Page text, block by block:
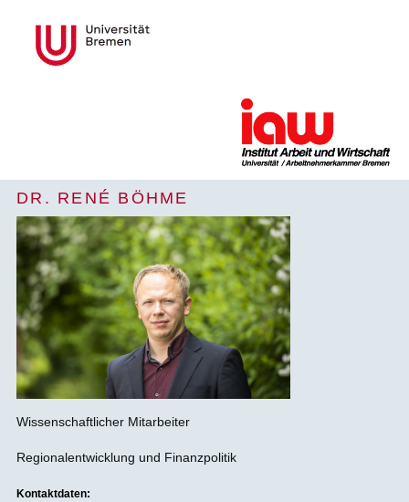
DR. RENÉ BÖHME
Wissenschaftlicher Mitarbeiter
Regionalentwicklung und Finanzpolitik
Kontaktdaten: